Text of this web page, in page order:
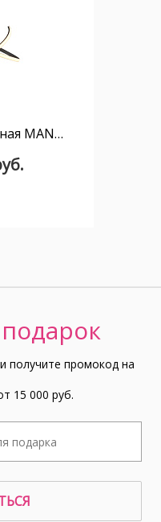
Люстра потолочная MANTRA NUR 5827
получите промокод на
15 000 руб.